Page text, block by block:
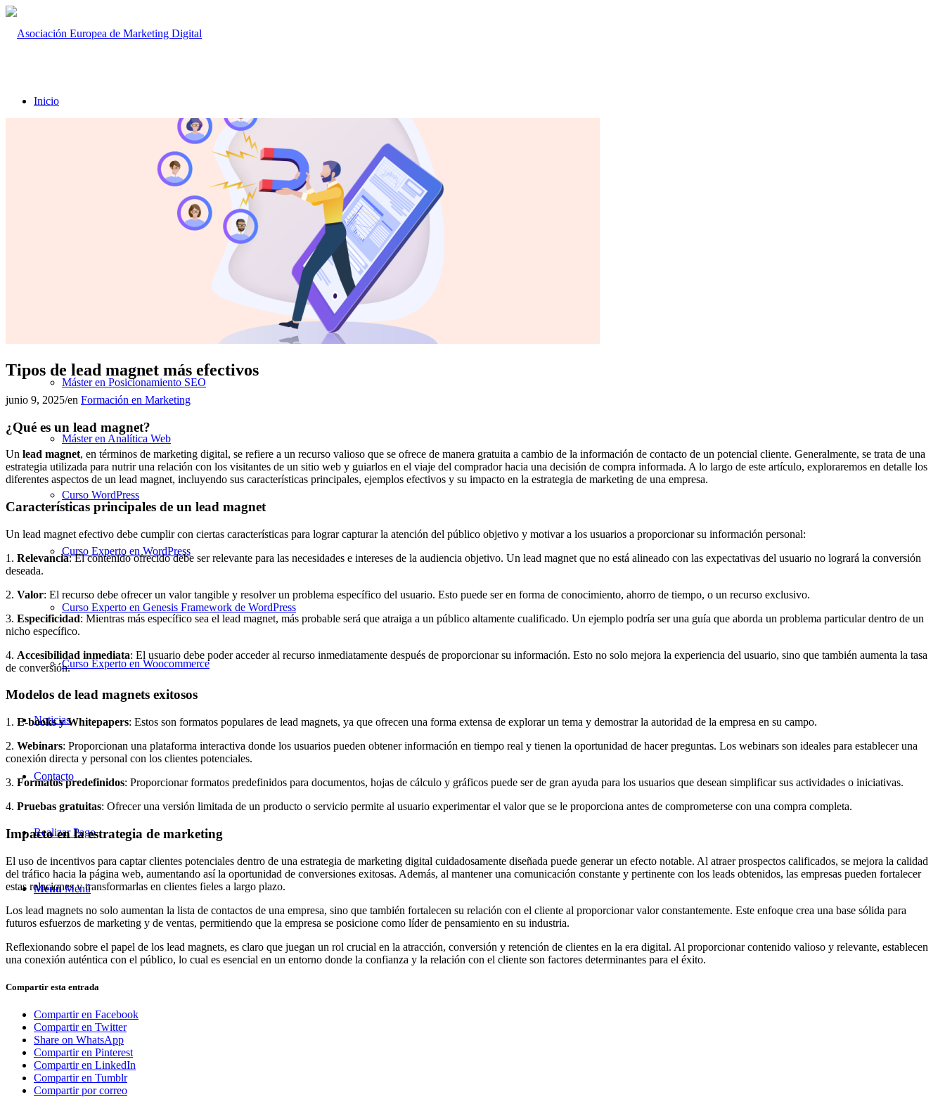
Inicio
Máster en Posicionamiento SEO
Máster en Analítica Web
Curso WordPress
Curso Experto en WordPress
Curso Experto en Genesis Framework de WordPress
Curso Experto en Woocommerce
Noticias
Contacto
Realizar Pago
Menú Menú
Tipos de lead magnet más efectivos
junio 9, 2025/en Formación en Marketing
¿Qué es un lead magnet?
Un lead magnet, en términos de marketing digital, se refiere a un recurso valioso que se ofrece de manera gratuita a cambio de la información de contacto de un potencial cliente. Generalmente, se trata de una
estrategia utilizada para nutrir una relación con los visitantes de un sitio web y guiarlos en el viaje del comprador hacia una decisión de compra informada. A lo largo de este artículo, exploraremos en detalle los
diferentes aspectos de un lead magnet, incluyendo sus características principales, ejemplos efectivos y su impacto en la estrategia de marketing de una empresa.
Características principales de un lead magnet
Un lead magnet efectivo debe cumplir con ciertas características para lograr capturar la atención del público objetivo y motivar a los usuarios a proporcionar su información personal:
1. Relevancia: El contenido ofrecido debe ser relevante para las necesidades e intereses de la audiencia objetivo. Un lead magnet que no está alineado con las expectativas del usuario no logrará la conversión
deseada.
2. Valor: El recurso debe ofrecer un valor tangible y resolver un problema específico del usuario. Esto puede ser en forma de conocimiento, ahorro de tiempo, o un recurso exclusivo.
3. Especificidad: Mientras más específico sea el lead magnet, más probable será que atraiga a un público altamente cualificado. Un ejemplo podría ser una guía que aborda un problema particular dentro de un
nicho específico.
4. Accesibilidad inmediata: El usuario debe poder acceder al recurso inmediatamente después de proporcionar su información. Esto no solo mejora la experiencia del usuario, sino que también aumenta la tasa
de conversión.
Modelos de lead magnets exitosos
1. E-books y Whitepapers: Estos son formatos populares de lead magnets, ya que ofrecen una forma extensa de explorar un tema y demostrar la autoridad de la empresa en su campo.
2. Webinars: Proporcionan una plataforma interactiva donde los usuarios pueden obtener información en tiempo real y tienen la oportunidad de hacer preguntas. Los webinars son ideales para establecer una
conexión directa y personal con los clientes potenciales.
3. Formatos predefinidos: Proporcionar formatos predefinidos para documentos, hojas de cálculo y gráficos puede ser de gran ayuda para los usuarios que desean simplificar sus actividades o iniciativas.
4. Pruebas gratuitas: Ofrecer una versión limitada de un producto o servicio permite al usuario experimentar el valor que se le proporciona antes de comprometerse con una compra completa.
Impacto en la estrategia de marketing
El uso de incentivos para captar clientes potenciales dentro de una estrategia de marketing digital cuidadosamente diseñada puede generar un efecto notable. Al atraer prospectos calificados, se mejora la calidad
del tráfico hacia la página web, aumentando así la oportunidad de conversiones exitosas. Además, al mantener una comunicación constante y pertinente con los leads obtenidos, las empresas pueden fortalecer
estas relaciones y transformarlas en clientes fieles a largo plazo.
Los lead magnets no solo aumentan la lista de contactos de una empresa, sino que también fortalecen su relación con el cliente al proporcionar valor constantemente. Este enfoque crea una base sólida para
futuros esfuerzos de marketing y de ventas, permitiendo que la empresa se posicione como líder de pensamiento en su industria.
Reflexionando sobre el papel de los lead magnets, es claro que juegan un rol crucial en la atracción, conversión y retención de clientes en la era digital. Al proporcionar contenido valioso y relevante, establecen
una conexión auténtica con el público, lo cual es esencial en un entorno donde la confianza y la relación con el cliente son factores determinantes para el éxito.
Compartir esta entrada
Compartir en Facebook
Compartir en Twitter
Share on WhatsApp
Compartir en Pinterest
Compartir en LinkedIn
Compartir en Tumblr
Compartir por correo